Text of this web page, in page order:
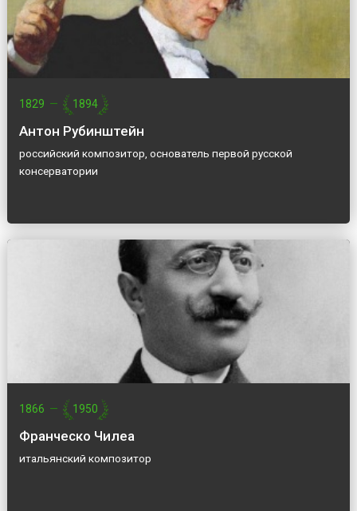
1829 — 1894
Антон Рубинштейн
российский композитор, основатель первой русской
консерватории
1866 — 1950
Франческо Чилеа
итальянский композитор